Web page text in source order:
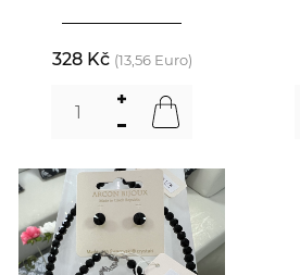
328 Kč (13,56 Euro)